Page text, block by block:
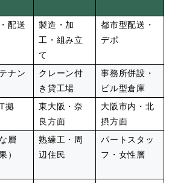
配送
製造・加
工・組み立
て
都市型配送・
デポ
ナン
クレーン付
き貸工場
事務所併設・
ビル型倉庫
拠
東大阪・奈
良方面
大阪市内・北
摂方面
層
）
熟練工・周
辺住民
パートスタッ
フ・女性層